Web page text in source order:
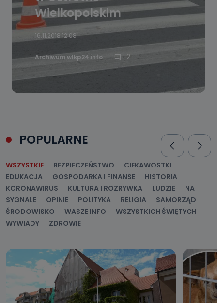
Wielkopolskim
16.11.2018 12:08
Archiwum wlkp24.info 2
POPULARNE
WSZYSTKIE BEZPIECZEŃSTWO
CIEKAWOSTKI
EDUKACJA
GOSPODARKA I FINANSE
HISTORIA
KORONAWIRUS
KULTURA I ROZRYWKA LUDZIE
NA
SYGNALE
OPINIE POLITYKA RELIGIA
SAMORZĄD
ŚRODOWISKO
WASZE INFO
WSZYSTKICH ŚWIĘTYCH
WYWIADY
ZDROWIE